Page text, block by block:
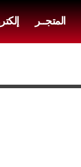
المتجــر